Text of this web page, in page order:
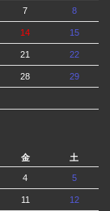
7 8
14 15
21 22
28 29
金 土
4 5
11 12